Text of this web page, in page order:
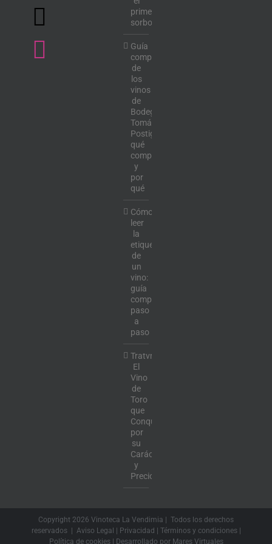
primer
sorbo
Guía
completa
de
los
vinos
de
Bodega
Tomás
Postigo:
qué
comprar
y
por
qué
Cómo
leer
la
etiqueta
de
un
vino:
guía
completa
paso
a
paso
Tratvm:
El
Vino
de
Toro
que
Conquista
por
su
Carácter
y
Precio
Copyright 2026 Vinoteca La Vendimia | Todos los derechos
reservados | Aviso Legal Privacidad Términos y condiciones|
Política de cookies| Desarrollado por Mares Virtuales